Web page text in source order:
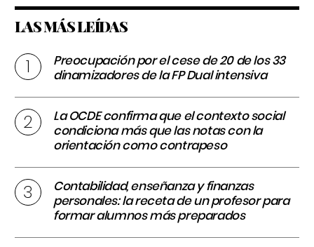
LAS MÁS LEÍDAS
Preocupación por el cese de 20 de los 33
dinamizadores de la FP Dual intensiva
La OCDE confirma que el contexto social
condiciona más que las notas con la
orientación como contrapeso
Contabilidad, enseñanza y finanzas
personales: la receta de un profesor para
formar alumnos más preparados